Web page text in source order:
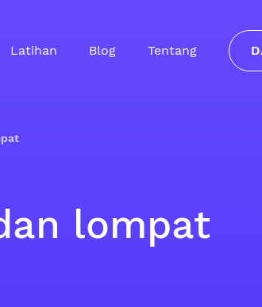
Latihan Blog Tentang
lompat